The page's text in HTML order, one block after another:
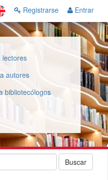
Registrarse Entrar
lectores
autores
bibliotecólogos
Buscar